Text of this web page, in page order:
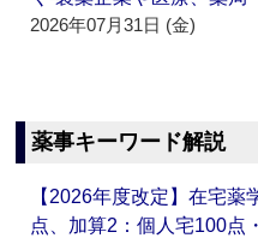
2026年07月31日 (金)
薬事キーワード解説
【2026年度改定】在宅
点、加算2：個人宅100点